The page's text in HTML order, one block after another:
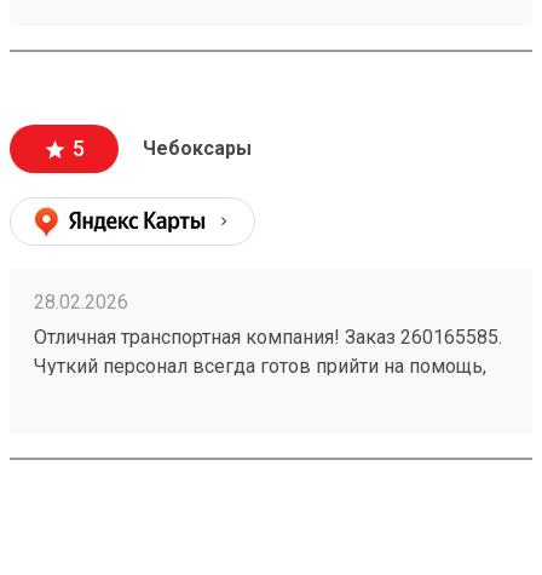
качеством предоставляемых услуг. Рекомендуем
сервис.
5 Чебоксары
28.02.2026
Отличная транспортная компания! Заказ 260165585.
Чуткий персонал всегда готов прийти на помощь,
довольна качеством услуг, рекомендую всем,